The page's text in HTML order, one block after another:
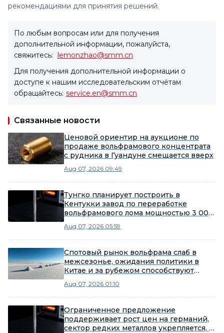
рекомендациями для принятия решений.
По любым вопросам или для получения
дополнительной информации, пожалуйста,
свяжитесь: lemonzhao@smm.cn
Для получения дополнительной информации о
доступе к нашим исследовательским отчётам
обращайтесь: service.en@smm.cn
Связанные новости
Ценовой ориентир на аукционе по
продаже вольфрамового концентрата
с рудника в Гуандуне смещается вверх
Aug 07, 2026 09:49
Тунгко планирует построить в
Кентукки завод по переработке
вольфрамового лома мощностью 3 000
государственных субсидий
Aug 07, 2026 05:59
Спотовый рынок вольфрама слаб в
межсезонье, ожидания политики в
Китае и за рубежом способствуют
Aug 07, 2026 01:10
Ограниченное предложение
поддерживает рост цен на германий,
сектор редких металлов укрепляется, в